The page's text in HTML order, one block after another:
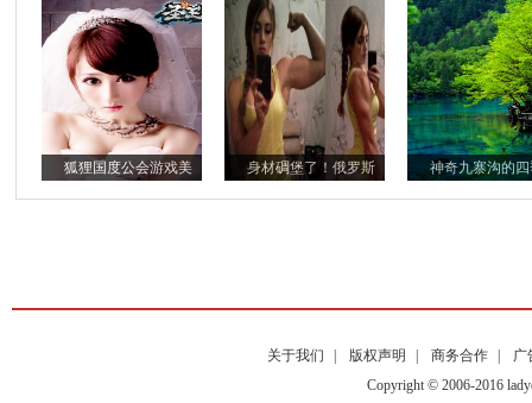
狐狸国度公会游戏美 身材碉堡了！俄罗斯 神奇九寨沟的
关于我们 版权声明 商务合作
广
Copyright © 2006-2016